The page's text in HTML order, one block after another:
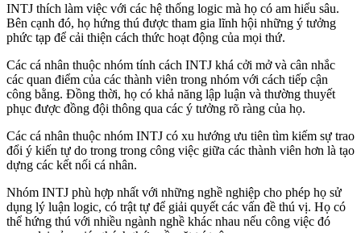
INTJ thích làm việc với các hệ thống logic mà họ có am hiểu sâu.
Bên cạnh đó, họ hứng thú được tham gia lĩnh hội những ý tưởng
phức tạp để cải thiện cách thức hoạt động của mọi thứ.
Các cá nhân thuộc nhóm tính cách INTJ khá cởi mở và cân nhắc
các quan điểm của các thành viên trong nhóm với cách tiếp cận
công bằng. Đồng thời, họ có khả năng lập luận và thường thuyết
phục được đồng đội thông qua các ý tưởng rõ ràng của họ.
Các cá nhân thuộc nhóm INTJ có xu hướng ưu tiên tìm kiếm sự trao
đổi ý kiến tự do trong trong công việc giữa các thành viên hơn là tạo
dựng các kết nối cá nhân.
Nhóm INTJ phù hợp nhất với những nghề nghiệp cho phép họ sử
dụng lý luận logic, có trật tự để giải quyết các vấn đề thú vị. Họ có
thể hứng thú với nhiều ngành nghề khác nhau nếu công việc đó